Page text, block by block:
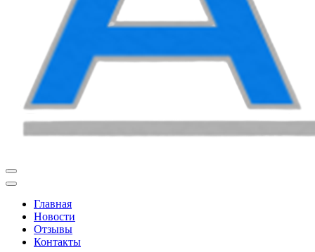
Главная
Новости
Отзывы
Контакты